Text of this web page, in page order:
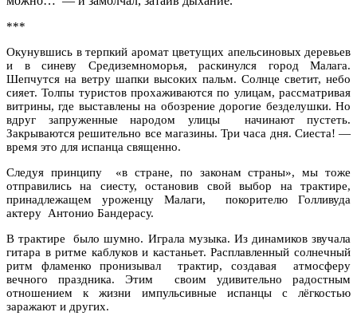
***
Окунувшись в терпкий аромат цветущих апельсиновых деревьев
и в синеву Средиземноморья, раскинулся город Малага.
Шепчутся на ветру шапки высоких пальм. Солнце светит, небо
сияет. Толпы туристов прохаживаются по улицам, рассматривая
витрины, где выставлены на обозрение дорогие безделушки. Но
вдруг запруженные народом улицы начинают пустеть.
Закрываются решительно все магазины. Три часа дня. Сиеста! —
время это для испанца священно.
Следуя принципу «в стране, по законам страны», мы тоже
отправились на сиесту, остановив свой выбор на трактире,
принадлежащем уроженцу Малаги, покорителю Голливуда
актеру Антонио Бандерасу.
В трактире было шумно. Играла музыка. Из динамиков звучала
гитара в ритме каблуков и кастаньет. Расплавленный солнечный
ритм фламенко пронизывал трактир, создавая атмосферу
вечного праздника. Этим своим удивительно радостным
отношением к жизни импульсивные испанцы с лёгкостью
заражают и других.